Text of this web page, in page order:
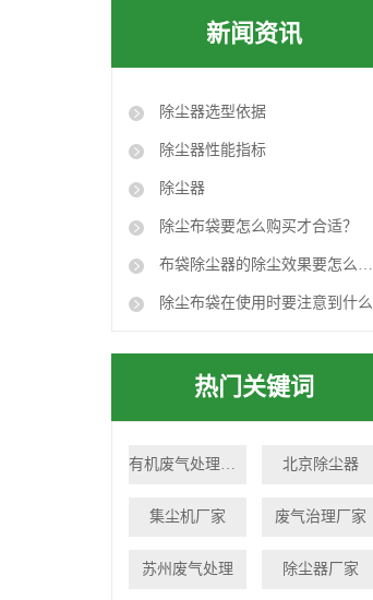
新闻资讯
除尘器选型依据
除尘器性能指标
除尘器
除尘布袋要怎么购买才合适？
布袋除尘器的除尘效果要怎么达到要求？
除尘布袋在使用时要注意到什么
热门关键词
有机废气处理设备 北京除尘器
集尘机厂家 废气治理厂家
苏州废气处理 除尘器厂家